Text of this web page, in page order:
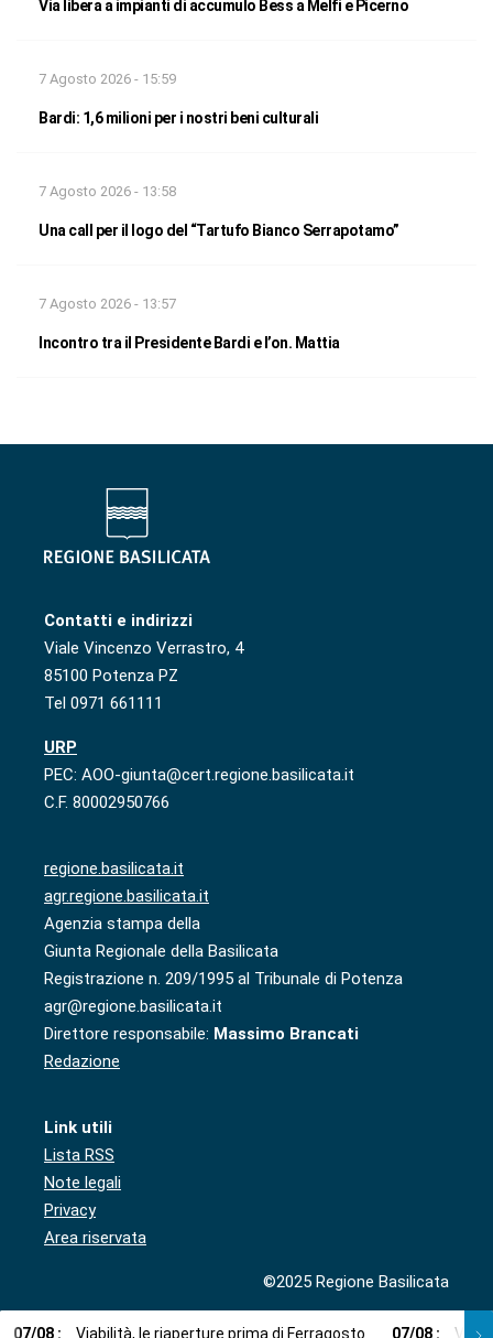
Via libera a impianti di accumulo Bess a Melfi e Picerno
7 Agosto 2026 - 15:59
Bardi: 1,6 milioni per i nostri beni culturali
7 Agosto 2026 - 13:58
Una call per il logo del “Tartufo Bianco Serrapotamo”
7 Agosto 2026 - 13:57
Incontro tra il Presidente Bardi e l’on. Mattia
Contatti e indirizzi
Viale Vincenzo Verrastro, 4
85100 Potenza PZ
Tel 0971 661111
URP
PEC: AOO-giunta@cert.regione.basilicata.it
C.F. 80002950766
regione.basilicata.it
agr.regione.basilicata.it
Agenzia stampa della
Giunta Regionale della Basilicata
Registrazione n. 209/1995 al Tribunale di Potenza
agr@regione.basilicata.it
Direttore responsabile: Massimo Brancati
Redazione
Link utili
Lista RSS
Note legali
Privacy
Area riservata
©2025 Regione Basilicata
07/08 : Viabilità, le riaperture prima di Ferragosto 07/08 : Via